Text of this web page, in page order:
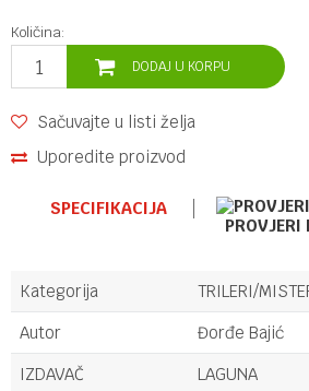
Količina:
DODAJ U KORPU
Sačuvajte u listi želja
Uporedite proizvod
SPECIFIKACIJA
Kategorija
TRILERI/
Autor
Đorđe Bajić
IZDAVAČ
LAGUNA